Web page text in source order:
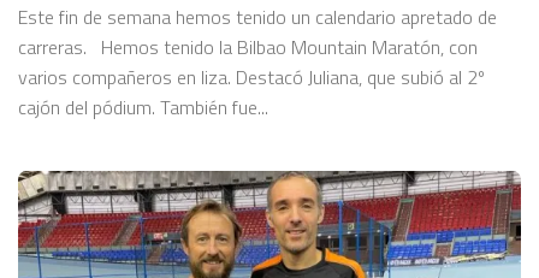
Este fin de semana hemos tenido un calendario apretado de
carreras. Hemos tenido la Bilbao Mountain Maratón, con
varios compañeros en liza. Destacó Juliana, que subió al 2º
cajón del pódium. También fue...